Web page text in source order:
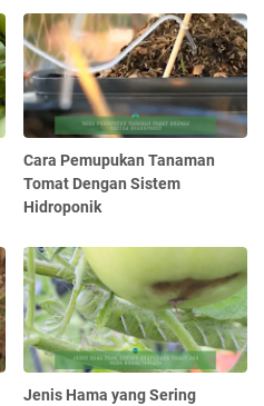
Cara Pemupukan Tanaman
Tomat Dengan Sistem
Hidroponik
Jenis Hama yang Sering